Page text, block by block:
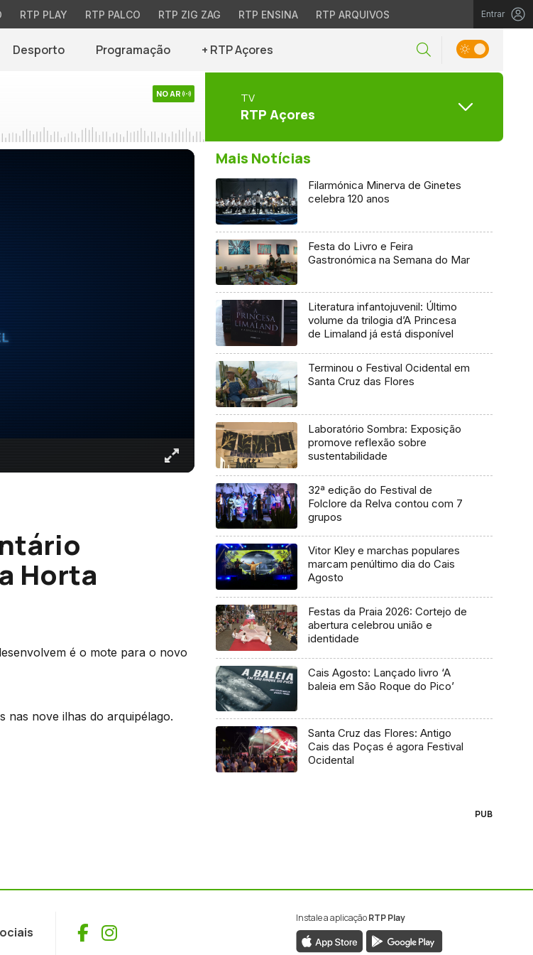
RTP PLAY RTP PALCO RTP ZIG ZAG RTP ENSINA RTP ARQUIVOS Entrar
Desporto Programação + RTP Açores
NO AR TV
RTP Açores
Horta
é o mote para o novo
nas nove ilhas do arquipélago.
Mais Notícias
Filarmónica Minerva de Ginetes
celebra 120 anos
Festa do Livro e Feira
Gastronómica na Semana do Mar
Literatura infantojuvenil: Último
volume da trilogia d’A Princesa
de Limaland já está disponível
Terminou o Festival Ocidental em
Santa Cruz das Flores
Laboratório Sombra: Exposição
promove reflexão sobre
sustentabilidade
32ª edição do Festival de
Folclore da Relva contou com 7
grupos
Vitor Kley e marchas populares
marcam penúltimo dia do Cais
Agosto
Festas da Praia 2026: Cortejo de
abertura celebrou união e
identidade
Cais Agosto: Lançado livro ‘A
baleia em São Roque do Pico’
Santa Cruz das Flores: Antigo
Cais das Poças é agora Festival
Ocidental
PUB
Facebook
Instagram
Instale a aplicaçãoRTP Play